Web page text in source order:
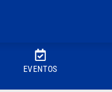
EVENTOS